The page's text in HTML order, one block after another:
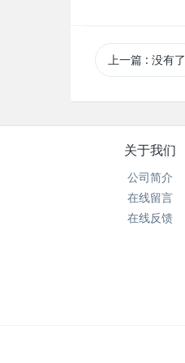
上一篇 : 没有了
关于我们
公司简介
在线留言
在线反馈